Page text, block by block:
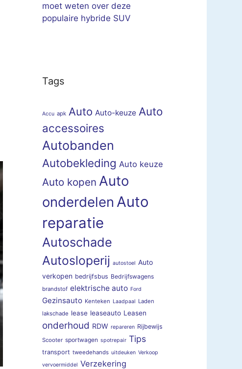
moet weten over deze
populaire hybride SUV
Tags
Accu apk Auto Auto-keuze Auto
accessoires
Autobanden
Autobekleding Auto keuze
Auto kopen Auto
onderdelen Auto
reparatie
Autoschade
Autosloperij autostoel Auto
verkopen bedrijfsbus Bedrijfswagens
brandstof elektrische auto Ford
Gezinsauto Kenteken Laadpaal Laden
lakschade lease leaseauto Leasen
onderhoud RDW repareren Rijbewijs
Scooter sportwagen spotrepair Tips
transport tweedehands uitdeuken Verkoop
vervoermiddel Verzekering